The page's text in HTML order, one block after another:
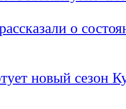
о
новый сезон